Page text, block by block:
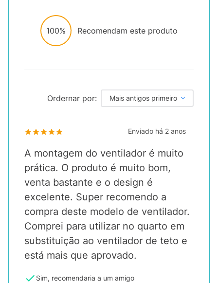
100% Recomendam este produto
Ordernar por: Mais antigos primeiro
Enviado há 2 anos
A montagem do ventilador é muito
prática. O produto é muito bom,
venta bastante e o design é
excelente. Super recomendo a
compra deste modelo de ventilador.
Comprei para utilizar no quarto em
substituição ao ventilador de teto e
está mais que aprovado.
Sim, recomendaria a um amigo